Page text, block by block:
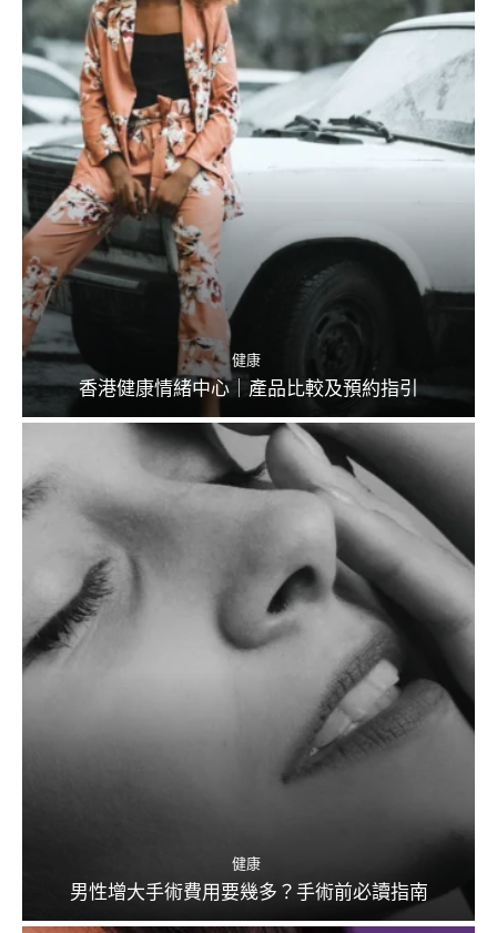
健康
香港健康情緒中心｜產品比較及預約指引
健康
男性增大手術費用要幾多？手術前必讀指南